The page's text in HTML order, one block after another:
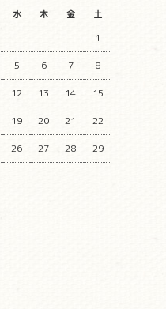
水 木 金 土
1
5 6 7 8
12 13 14 15
19 20 21 22
26 27 28 29